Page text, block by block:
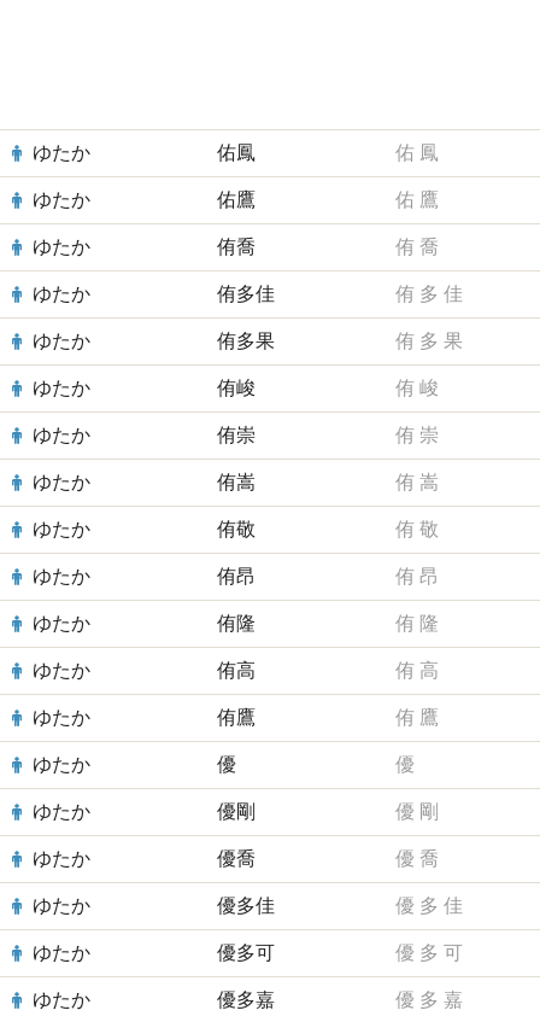
ゆたか 佑鳳 佑 鳳
ゆたか 佑鷹 佑 鷹
ゆたか 侑喬 侑 喬
ゆたか 侑多佳 侑 多 佳
ゆたか 侑多果 侑 多 果
ゆたか 侑峻 侑 峻
ゆたか 侑崇 侑 崇
ゆたか 侑嵩 侑 嵩
ゆたか 侑敬 侑 敬
ゆたか 侑昂 侑 昂
ゆたか 侑隆 侑 隆
ゆたか 侑高 侑 高
ゆたか 侑鷹 侑 鷹
ゆたか 優 優
ゆたか 優剛 優 剛
ゆたか 優喬 優 喬
ゆたか 優多佳 優 多 佳
ゆたか 優多可 優 多 可
ゆたか 優多嘉 優 多 嘉